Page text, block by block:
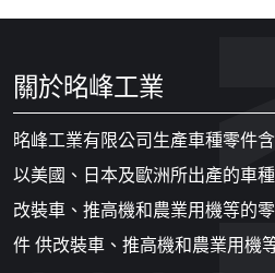
關於㫥峰工業
㫥峰工業有限公司生產車種零件
以美國、日本及歐洲所出產的車
改裝車、推高機和農業用機等的
件 供改裝車、推高機和農業用機